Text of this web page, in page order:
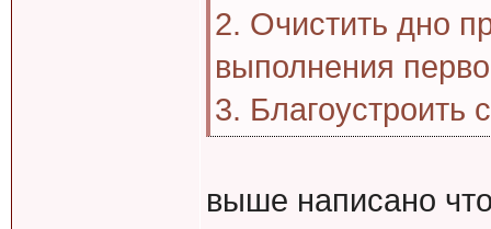
2. Очистить дно
выполнения
3. Благоустроить
выше написано